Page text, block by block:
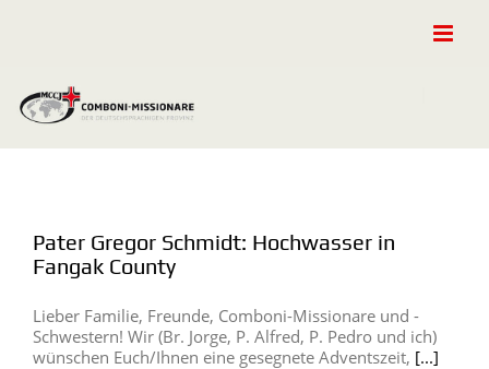
Pater Gregor Schmidt: Hochwasser in
Fangak County
Lieber Familie, Freunde, Comboni-Missionare und -
Schwestern! Wir (Br. Jorge, P. Alfred, P. Pedro und ich)
wünschen Euch/Ihnen eine gesegnete Adventszeit, [...]